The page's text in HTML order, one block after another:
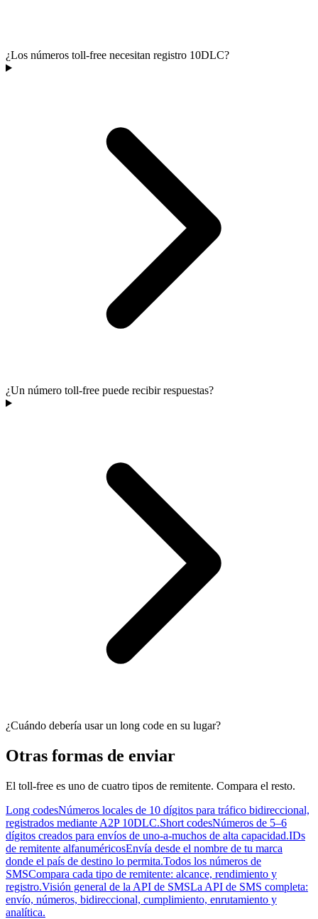
¿Los números toll-free necesitan registro 10DLC?
¿Un número toll-free puede recibir respuestas?
¿Cuándo debería usar un long code en su lugar?
Otras formas de enviar
El toll-free es uno de cuatro tipos de remitente. Compara el resto.
Long codesNúmeros locales de 10 dígitos para tráfico bidireccional,
registrados mediante A2P 10DLC.Short codesNúmeros de 5–6
dígitos creados para envíos de uno-a-muchos de alta capacidad.IDs
de remitente alfanuméricosEnvía desde el nombre de tu marca
donde el país de destino lo permita.Todos los números de
SMSCompara cada tipo de remitente: alcance, rendimiento y
registro.Visión general de la API de SMSLa API de SMS completa:
envío, números, bidireccional, cumplimiento, enrutamiento y
analítica.